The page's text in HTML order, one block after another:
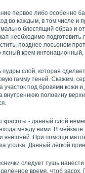
первое либо особенно
во каждым, в том числе и
блестящий образ и
необходимо
позднее лосьоном
ясный крем
слой, которая
гамму теней. Скажем,
участок под бровями кожи
внутреннюю половину
красоты - данный слой
между ними. В
внешней. При помощи
уголка. Данный лёгкой
следует тушь
время, чтоб